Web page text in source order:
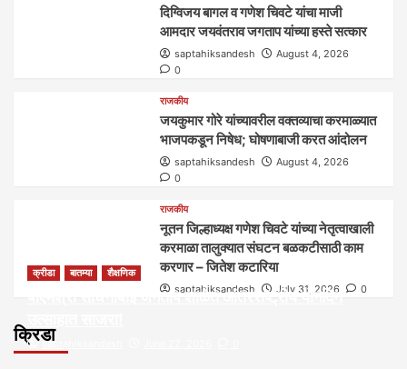
दिग्विजय बागल व गणेश चिवटे यांचा माजी
आमदार जयवंतराव जगताप यांच्या हस्ते सत्कार
saptahiksandesh
August 4, 2026
0
राजकीय
जयकुमार गोरे यांच्यावरील वक्तव्याचा करमाळ्यात
भाजपकडून निषेध; घोषणाबाजी करत आंदोलन
saptahiksandesh
August 4, 2026
0
राजकीय
नूतन जिल्हाध्यक्ष गणेश चिवटे यांच्या नेतृत्वाखाली
करमाळा तालुक्यात संघटन बळकटीसाठी काम
करणार – जितेश कटारिया
saptahiksandesh July 31, 2026 0
क्रिडा
क्रीडा बातम्या शैक्षणिक
पीएमश्री साधनाबाई जगताप शाळेत आंतरराष्ट्रीय योगदिन
saptahiksandesh